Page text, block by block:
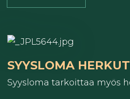
SYYSLOMA
Syysloma tarkoittaa myös